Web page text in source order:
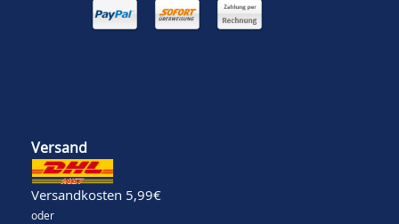
Versand
Versandkosten 5,99€
oder